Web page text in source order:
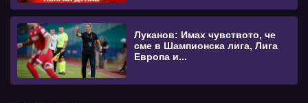
Луканов: Имах чувството, че
сме в Шампионска лига, Лига
Европа и...